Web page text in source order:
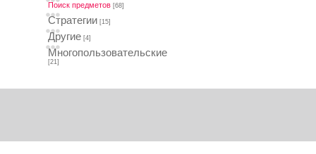
Поиск предметов [68]
Стратегии [15]
Другие [4]
Многопользовательские
[21]